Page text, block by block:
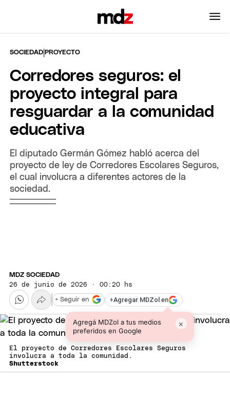
SOCIEDAD |PROYECTO
Corredores seguros: el
proyecto integral para
resguardar a la comunidad
educativa
El diputado Germán Gómez habló acerca del
proyecto de ley de Corredores Escolares Seguros,
el cual involucra a diferentes actores de la
sociedad.
MDZ SOCIEDAD
26 de junio de 2026 · 00:20 hs
+Agregar MDZol en
Agregá MDZol a tus medios
preferidos en Google
×
+ Seguir en
El proyecto de Corredores Escolares Seguros
involucra a toda la comunidad.
Shutterstock